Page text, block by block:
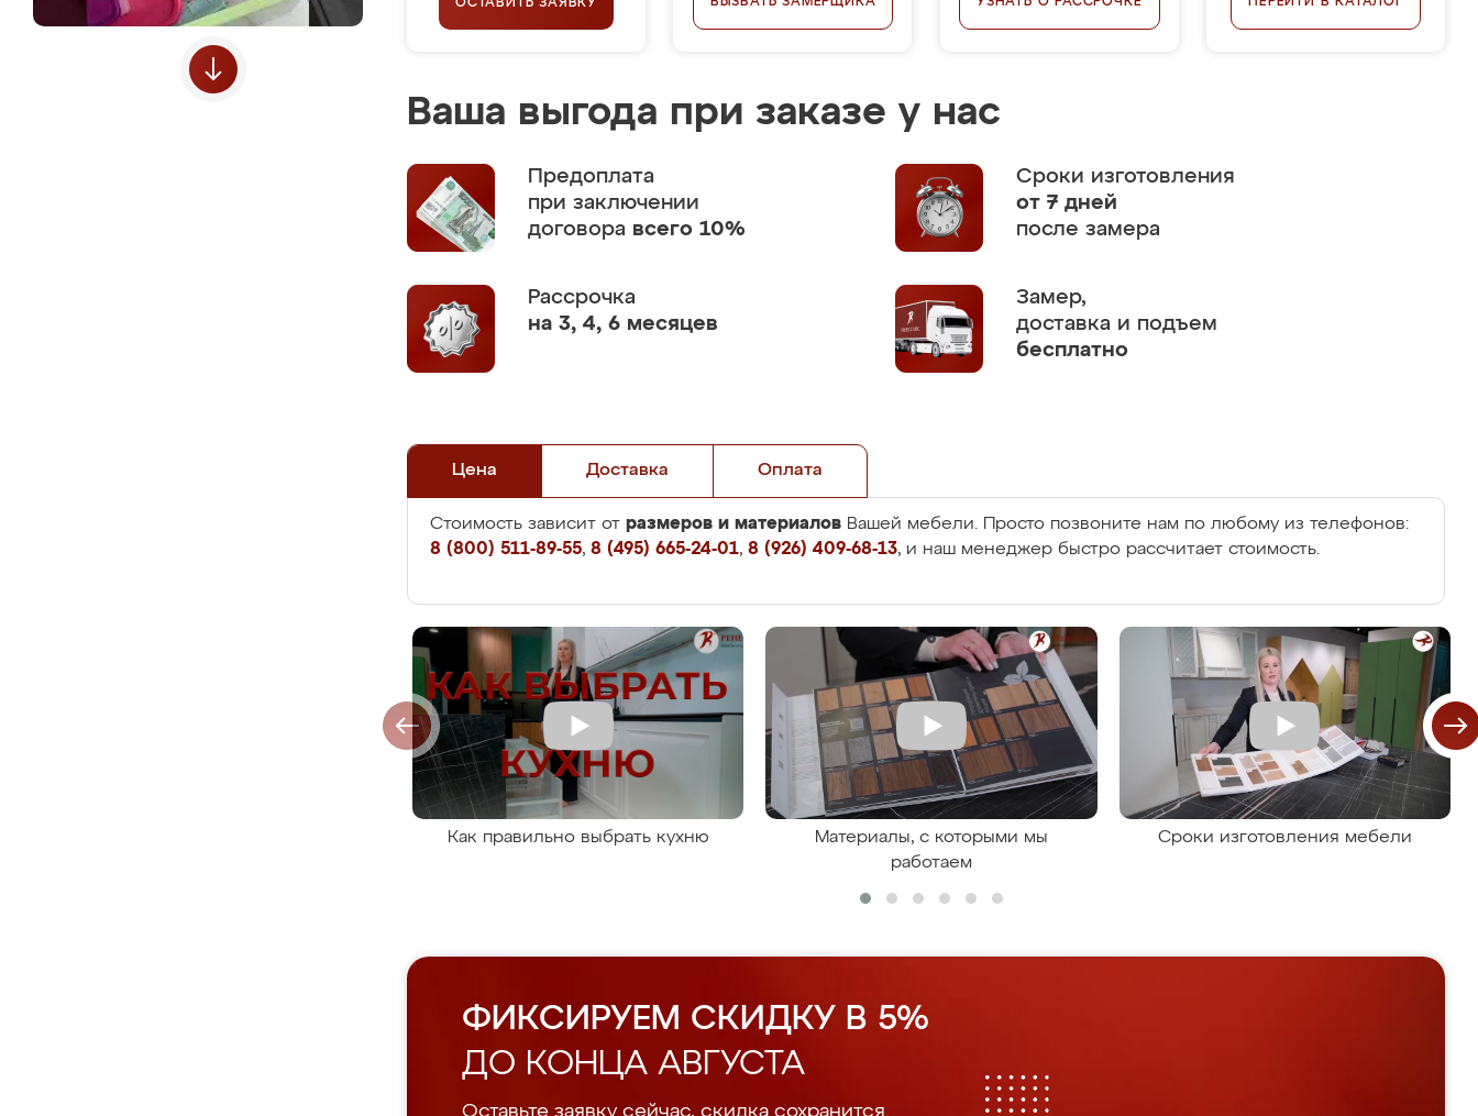
ОСТАВИТЬ ЗАЯВКУ
Ваша выгода при заказе у нас
Предоплата
при заключении
договора всего 10%
Сроки изготовления
от 7 дней
после замера
Рассрочка
на 3, 4, 6 месяцев
Замер,
доставка и подъем
бесплатно
Цена Доставка Оплата
Стоимость зависит от размеров и материалов Вашей мебели. Просто позвоните нам по любому из телефонов:
8 (800) 511-89-55, 8 (495) 665-24-01, 8 (926) 409-68-13, и наш менеджер быстро рассчитает стоимость.
Как правильно выбрать кухню
Материалы, с которыми мы
работаем
Сроки изготовления мебели
ФИКСИРУЕМ СКИДКУ В 5%
ДО КОНЦА АВГУСТА
Оставьте заявку сейчас, скидка сохранится.